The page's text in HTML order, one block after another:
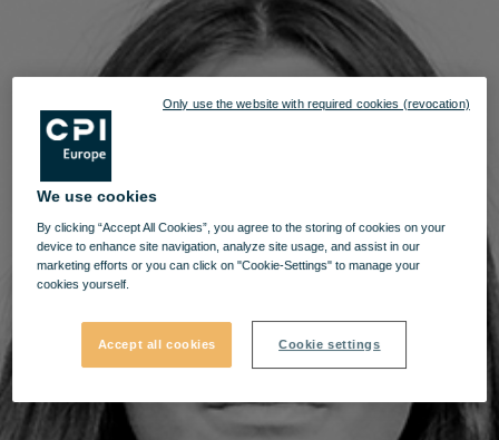
We use cookies
By clicking “Accept All Cookies”, you agree to the storing of cookies on your
device to enhance site navigation, analyze site usage, and assist in our
marketing efforts or you can click on "Cookie-Settings" to manage your
cookies yourself.
Accept all cookies Cookie settings
Only use the website with required cookies (revocation)